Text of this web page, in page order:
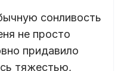
сонливость
не просто
придавило
тяжестью,